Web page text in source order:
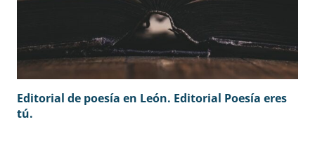
Editorial de poesía en León. Editorial Poesía eres
tú.